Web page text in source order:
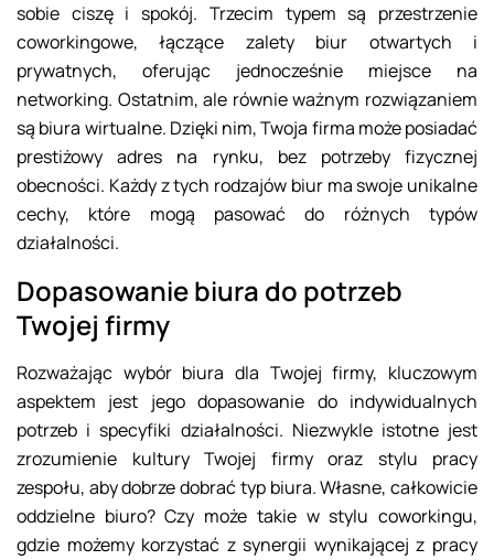
sobie ciszę i spokój. Trzecim typem są przestrzenie
coworkingowe, łączące zalety biur otwartych i
prywatnych, oferując jednocześnie miejsce na
networking. Ostatnim, ale równie ważnym rozwiązaniem
są biura wirtualne. Dzięki nim, Twoja firma może posiadać
prestiżowy adres na rynku, bez potrzeby fizycznej
obecności. Każdy z tych rodzajów biur ma swoje unikalne
cechy, które mogą pasować do różnych typów
działalności.
Dopasowanie biura do potrzeb
Twojej firmy
Rozważając wybór biura dla Twojej firmy, kluczowym
aspektem jest jego dopasowanie do indywidualnych
potrzeb i specyfiki działalności. Niezwykle istotne jest
zrozumienie kultury Twojej firmy oraz stylu pracy
zespołu, aby dobrze dobrać typ biura. Własne, całkowicie
oddzielne biuro? Czy może takie w stylu coworkingu,
gdzie możemy korzystać z synergii wynikającej z pracy